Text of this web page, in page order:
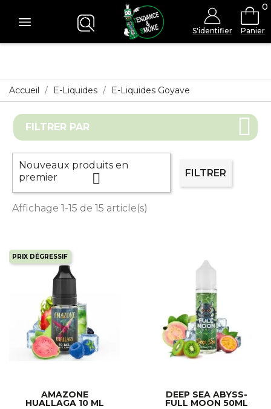
S'identifier
0
Panier
Accueil E-Liquides E-Liquides Goyave
FILTRER PAR
Nouveaux produits en
premier
 FILTRER
Affichage 1-15 de 15 article(s)
PRIX DÉGRESSIF
AMAZONE
HUALLAGA 10 ML
DEEP SEA ABYSS-
FULL MOON 50ML